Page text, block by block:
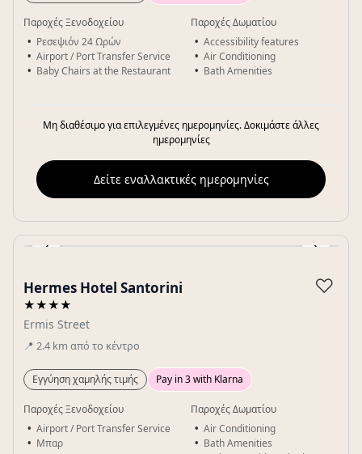
Παροχές Ξενοδοχείου
Ρεσεψιόν 24 Ωρών
Airport / Port Transfer Service
Baby Chairs at the Restaurant
Παροχές Δωματίου
Accessibility features
Air Conditioning
Bath Amenities
Μη διαθέσιμο για επιλεγμένες ημερομηνίες. Δοκιμάστε άλλες
ημερομηνίες
Δείτε εναλλακτικές ημερομηνίες
‹ ›
Hermes Hotel Santorini
★★★★
Ermis Street
📍 2.4 km από το κέντρο
♡
Εγγύηση χαμηλής τιμής Pay in 3 with Klarna
Παροχές Ξενοδοχείου
Airport / Port Transfer Service
Μπαρ
Παροχές Δωματίου
Air Conditioning
Bath Amenities